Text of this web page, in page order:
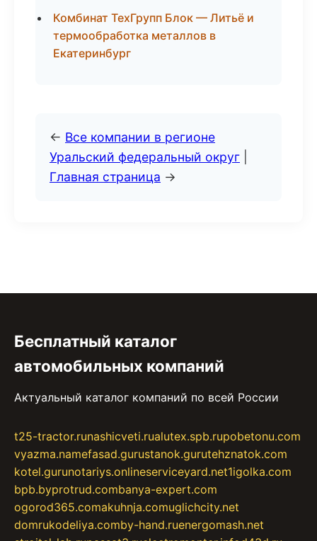
Комбинат ТехГрупп Блок — Литьё и
термообработка металлов в
Екатеринбург
← Все компании в регионе
Уральский федеральный округ
Главная страница →
Бесплатный каталог
автомобильных компаний
Актуальный каталог компаний по всей России
t25-tractor.runashicveti.rualutex.spb.rupobetonu.com
vyazma.namefasad.gurustanok.gurutehznatok.com
kotel.gurunotariys.onlineserviceyard.net1igolka.com
bpb.byprotrud.combanya-expert.com
ogorod365.comakuhnja.comuglichcity.net
domrukodeliya.comby-hand.ruenergomash.net